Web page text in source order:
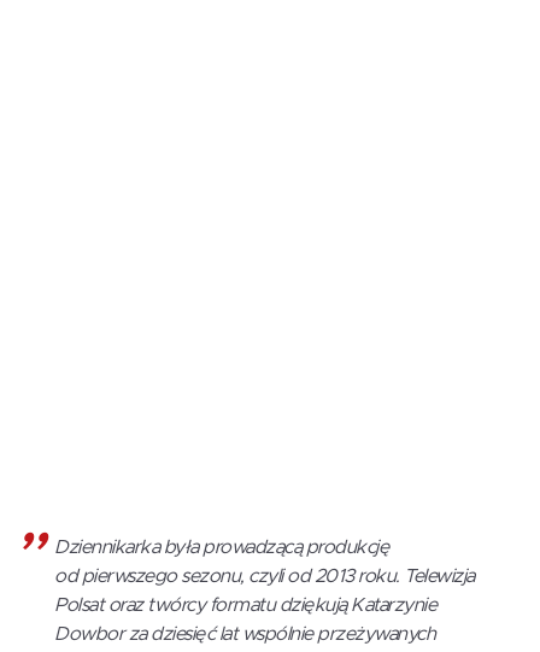
Dziennikarka była prowadzącą produkcję
od pierwszego sezonu, czyli od 2013 roku. Telewizja
Polsat oraz twórcy formatu dziękują Katarzynie
Dowbor za dziesięć lat wspólnie przeżywanych